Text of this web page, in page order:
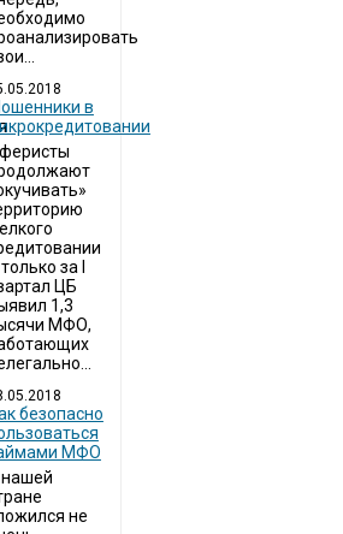
в
за I
ЦБ
1,3
МФО,
безопасно
МФО
нашей
не